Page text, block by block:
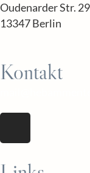
Oudenarder Str. 29
13347 Berlin
Kontakt